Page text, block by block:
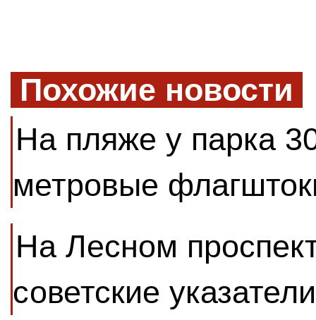
Похожие новости
На пляже у парка
метровые
На Лесном
советские